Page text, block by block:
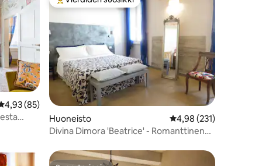
arvio 4,93/5, 85 arvostelua
4,93 (85)
Vieraiden suosikkien parhaimmistoa
Huoneisto Keskimääräinen arvio
4,98 (231)
Divina Dimora 'Beatrice' - Romanttinen